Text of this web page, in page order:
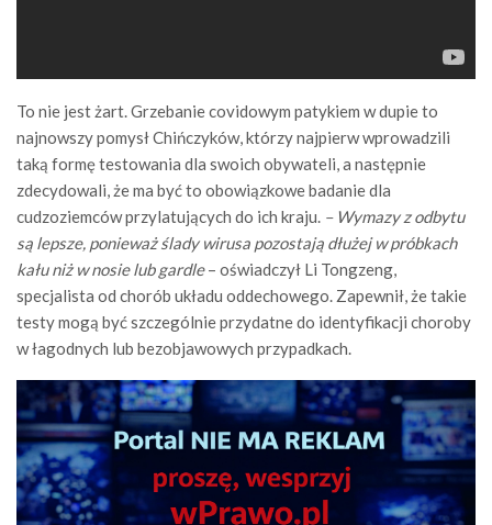
To nie jest żart. Grzebanie covidowym patykiem w dupie to
najnowszy pomysł Chińczyków, którzy najpierw wprowadzili
taką formę testowania dla swoich obywateli, a następnie
zdecydowali, że ma być to obowiązkowe badanie dla
cudzoziemców przylatujących do ich kraju. – Wymazy z odbytu
są lepsze, ponieważ ślady wirusa pozostają dłużej w próbkach
kału niż w nosie lub gardle– oświadczył Li Tongzeng,
specjalista od chorób układu oddechowego. Zapewnił, że takie
testy mogą być szczególnie przydatne do identyfikacji choroby
w łagodnych lub bezobjawowych przypadkach.